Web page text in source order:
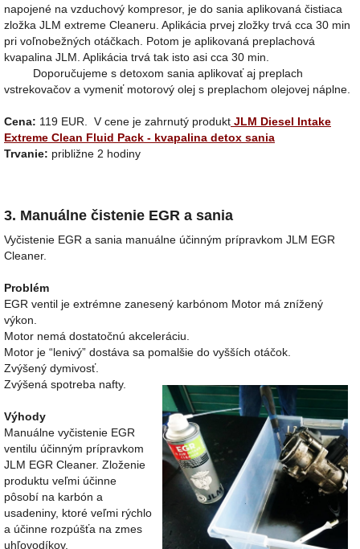
napojené na vzduchový kompresor, je do sania aplikovaná čistiaca
zložka JLM extreme Cleaneru. Aplikácia prvej zložky trvá cca 30 min
pri voľnobežných otáčkach. Potom je aplikovaná preplachová
kvapalina JLM. Aplikácia trvá tak isto asi cca 30 min.
Doporučujeme s detoxom sania aplikovať aj preplach
vstrekovačov a vymeniť motorový olej s preplachom olejovej náplne.
Cena: 119 EUR. V cene je zahrnutý produkt JLM Diesel Intake
Extreme Clean Fluid Pack - kvapalina detox sania
Trvanie: približne 2 hodiny
3. Manuálne čistenie EGR a sania
Vyčistenie EGR a sania manuálne účinným prípravkom JLM EGR
Cleaner.
Problém
EGR ventil je extrémne zanesený karbónom Motor má znížený
výkon.
Motor nemá dostatočnú akceleráciu.
Motor je “lenivý” dostáva sa pomalšie do vyšších otáčok.
Zvýšený dymivosť.
Zvýšená spotreba nafty.
Výhody
Manuálne vyčistenie EGR
ventilu účinným prípravkom
JLM EGR Cleaner. Zloženie
produktu veľmi účinne
pôsobí na karbón a
usadeniny, ktoré veľmi rýchlo
a účinne rozpúšťa na zmes
uhľovodíkov.